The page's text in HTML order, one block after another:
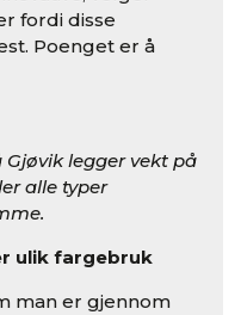
fordi disse
Poenget er å
Gjøvik legger vekt på
alle typer
ulik fargebruk
man er gjennom